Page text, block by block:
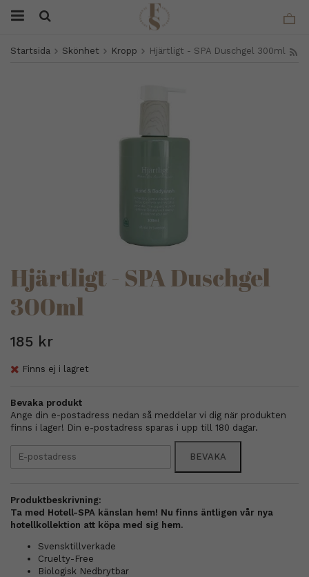
Startsida Skönhet Kropp Hjärtligt - SPA Duschgel 300ml
Hjärtligt - SPA Duschgel
300ml
185 kr
Finns ej i lagret
Bevaka produkt
Ange din e-postadress nedan så meddelar vi dig när produkten
finns i lager! Din e-postadress sparas i upp till 180 dagar.
BEVAKA
Produktbeskrivning:
Ta med Hotell-SPA känslan hem! Nu finns äntligen vår nya
hotellkollektion att köpa med sig hem.
Svensktillverkade
Cruelty-Free
Biologisk Nedbrytbar